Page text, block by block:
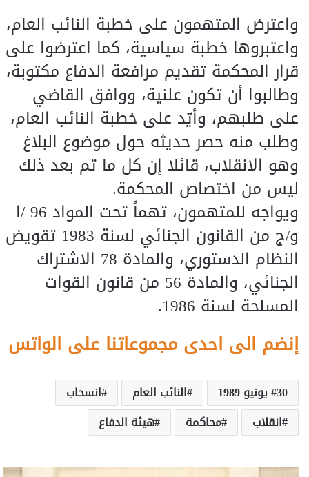
واعترض المتهمون على خطبة النائب العام،
واعتبروها خطبة سياسية، كما اعترضوا على
قرار المحكمة تقديم مرافعة الدفاع مكتوبة،
وطالبوا أن تكون علنية، ووافق القاضي
على طلبهم، وأيّد على خطبة النائب العام،
وطلب منه حصر حديثه حول موضوع البلاغ
وهو الانقلاب، قائلا إن كل ما تم بعد ذلك
ليس من اختصاص المحكمة.
ويواجه للمتهمون، تهماً تحت المواد 96 /ا
و/ج من القانون الجنائي لسنة 1983 تقويض
النظام الدستوري، والمادة 78 الاشتراك
الجنائي، والمادة 56 من قانون القوات
المسلحة لسنة 1986.
إنضم الى احدى مجموعاتنا على الواتس
30 يونيو 1989 النائب العام
انسحاب
انقلاب
محاكمة هيئة الدفاع